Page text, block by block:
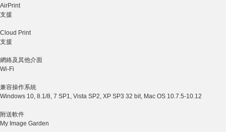
AirPrint
支援
Cloud Print
支援
網絡及其他介面
Wi-Fi
兼容操作系統
Windows 10, 8.1/8, 7 SP1, Vista SP2, XP SP3 32 bit, Mac OS 10.7.5-10.12
附送軟件
My Image Garden